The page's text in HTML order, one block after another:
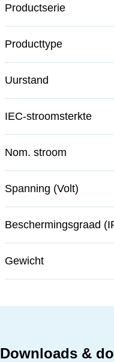
Productserie
Producttype
Uurstand
IEC-stroomsterkte
Nom. stroom
Spanning (Volt)
Beschermingsgraad
Gewicht
Downloads &